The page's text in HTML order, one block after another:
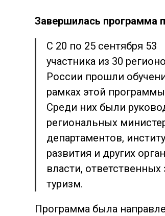
Завершилась программа
С 20 по 25 сентября 53
участника из 30
России прошли
рамках этой
Среди них были
региональных
департаментов,
развития и других
власти, ответственных
туризм.
Программа была